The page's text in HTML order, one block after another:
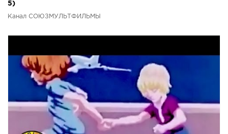
5)
Канал СОЮЗМУЛЬТФИЛЬМЫ